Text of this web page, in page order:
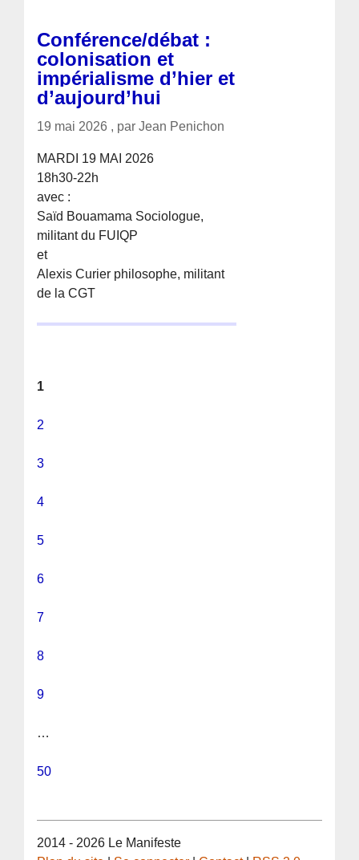
Conférence/débat :
colonisation et
impérialisme d’hier et
d’aujourd’hui
19 mai 2026 , par Jean Penichon
MARDI 19 MAI 2026
18h30-22h
avec :
Saïd Bouamama Sociologue,
militant du FUIQP
et
Alexis Curier philosophe, militant
de la CGT
1
2
3
4
5
6
7
8
9
…
50
2014 - 2026 Le Manifeste